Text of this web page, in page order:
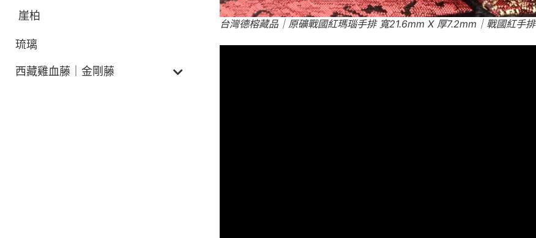
崖柏
琉璃
西藏雞血藤｜金剛藤
台灣德榕藏品｜原礦戰國紅瑪瑙手排 寬21.6mm X 厚7.2mm｜戰國紅手排